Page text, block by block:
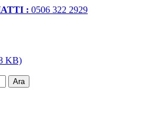
: 0506 322 2929
Ara